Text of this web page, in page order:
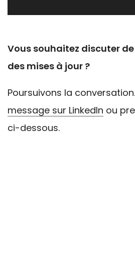
Vous souhaitez discuter
des mises à jour ?
Poursuivons la conversation.
message sur LinkedIn ou
ci-dessous.